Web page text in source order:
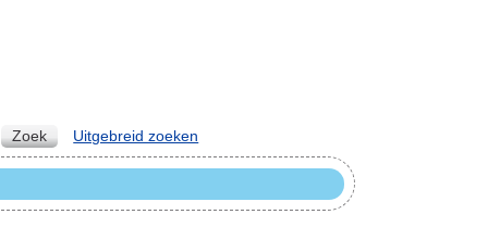
Zoek Uitgebreid zoeken